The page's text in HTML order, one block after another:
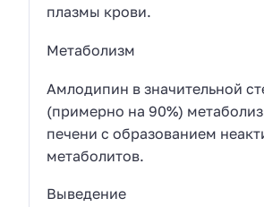
плазмы крови.
Метаболизм
Амлодипин в значительной
(примерно на 90%)
печени с образованием
метаболитов.
Выведение